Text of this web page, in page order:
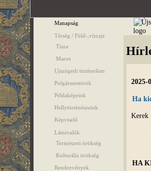
Manapság
Térség / Föld-,vízrajz
Tisza
Maros
Ujszögedi történelöm
Polgármestörök
Példaképeink
Hellytörténészeink
Képviselő
Látnivalók
Természeti örökség
Kulturális örökség
Rendezvények
2025-
Ha
Kerek
HA